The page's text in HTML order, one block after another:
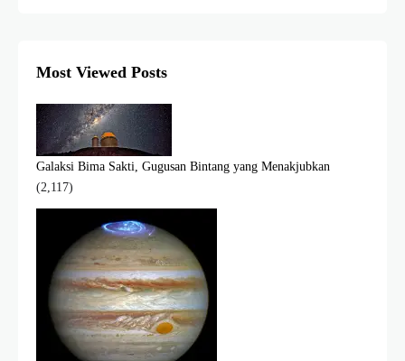
Most Viewed Posts
Galaksi Bima Sakti, Gugusan Bintang yang Menakjubkan
(2,117)